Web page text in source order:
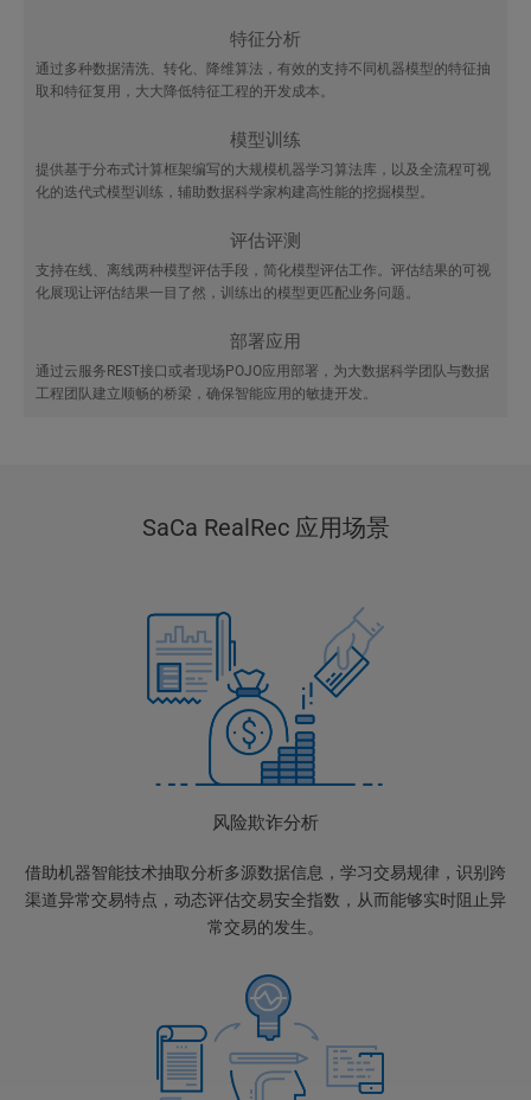
特征分析
通过多种数据清洗、转化、降维算法，有效的支持不同机器模型的特征抽
取和特征复用，大大降低特征工程的开发成本。
模型训练
提供基于分布式计算框架编写的大规模机器学习算法库，以及全流程可视
化的迭代式模型训练，辅助数据科学家构建高性能的挖掘模型。
评估评测
支持在线、离线两种模型评估手段，简化模型评估工作。评估结果的可视
化展现让评估结果一目了然，训练出的模型更匹配业务问题。
部署应用
通过云服务REST接口或者现场POJO应用部署，为大数据科学团队与数据
工程团队建立顺畅的桥梁，确保智能应用的敏捷开发。
SaCa RealRec 应用场景
风险欺诈分析
借助机器智能技术抽取分析多源数据信息，学习交易规律，识别跨
渠道异常交易特点，动态评估交易安全指数，从而能够实时阻止异
常交易的发生。